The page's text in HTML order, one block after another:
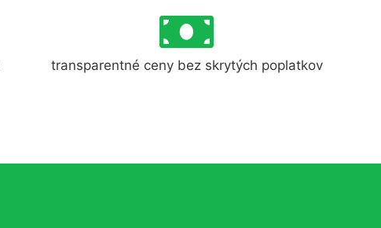
transparentné ceny bez skrytých poplatkov